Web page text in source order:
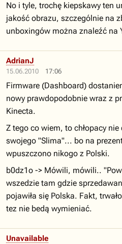
No i tyle, trochę kiepskawy ten
jakość obrazu, szczególnie na
unboxingów można znaleźć na
15.06.2010 17:06
AdrianJ
Firmware (Dashboard)
nowy prawdopodobnie wraz z
Kinecta.
Z tego co wiem, to chłopacy nie
swojego "Slima"... bo na
wpuszczono nikogo z Polski.
b0dz1o -> Mówili, mówili..
wszedzie tam gdzie
pojawiła się Polska. Fakt,
tez nie bedą wymieniać.
Unavailable